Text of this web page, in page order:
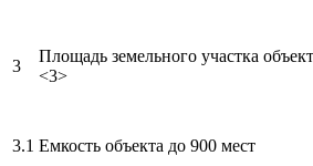
3
Площадь земельного участка
<3>
3.1 Емкость объекта до 900 мест